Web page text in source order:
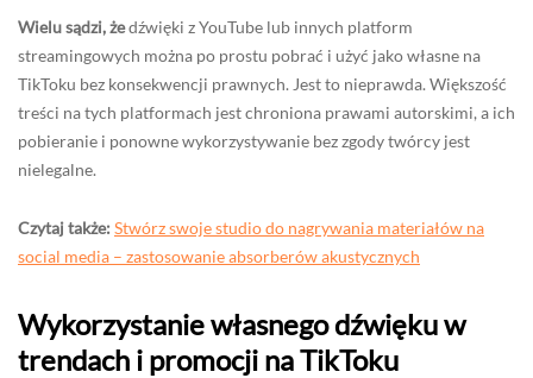
Wielu sądzi, żedźwięki z YouTube lub innych platform
streamingowych można po prostu pobrać i użyć jako własne na
TikToku bez konsekwencji prawnych. Jest to nieprawda. Większość
treści na tych platformach jest chroniona prawami autorskimi, a ich
pobieranie i ponowne wykorzystywanie bez zgody twórcy jest
nielegalne.
Czytaj także: Stwórz swoje studio do nagrywania materiałów na
social media – zastosowanie absorberów akustycznych
Wykorzystanie własnego dźwięku w
trendach i promocji na TikToku